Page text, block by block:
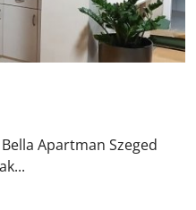
Apartman Szeged